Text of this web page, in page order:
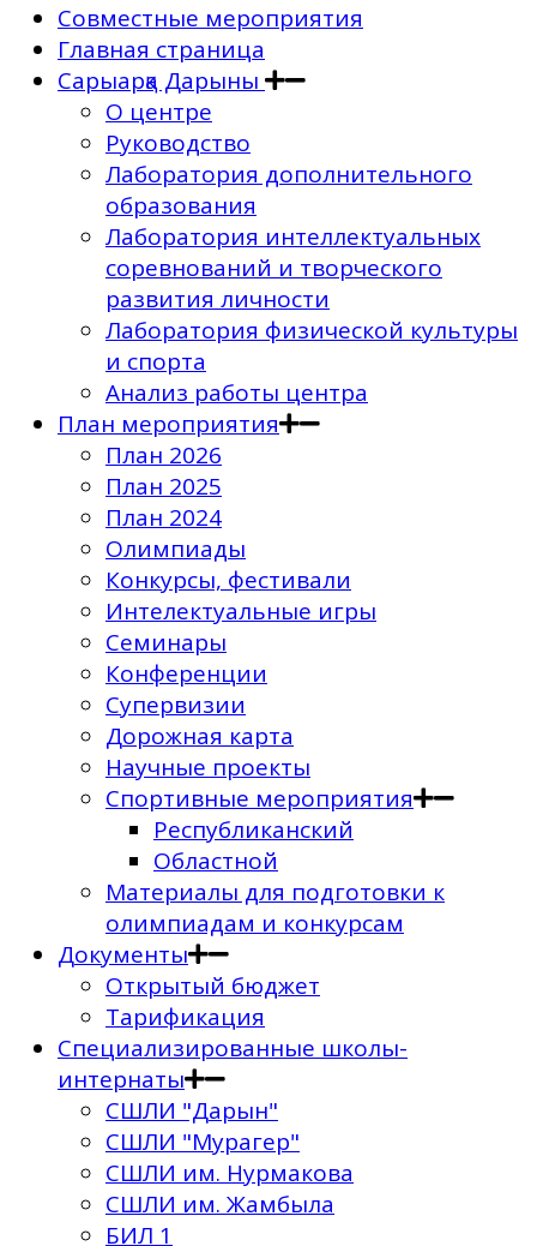
Совместные мероприятия
Главная страница
Сарыарқа Дарыны
О центре
Руководство
Лаборатория дополнительного
образования
Лаборатория интеллектуальных
соревнований и творческого
развития личности
Лаборатория физической культуры
и спорта
Анализ работы центра
План мероприятия
План 2026
План 2025
План 2024
Олимпиады
Конкурсы, фестивали
Интелектуальные игры
Семинары
Конференции
Супервизии
Дорожная карта
Научные проекты
Спортивные мероприятия
Республиканский
Областной
Материалы для подготовки к
олимпиадам и конкурсам
Документы
Открытый бюджет
Тарификация
Специализированные школы-
интернаты
СШЛИ "Дарын"
СШЛИ "Мурагер"
СШЛИ им. Нурмакова
СШЛИ им. Жамбыла
БИЛ 1